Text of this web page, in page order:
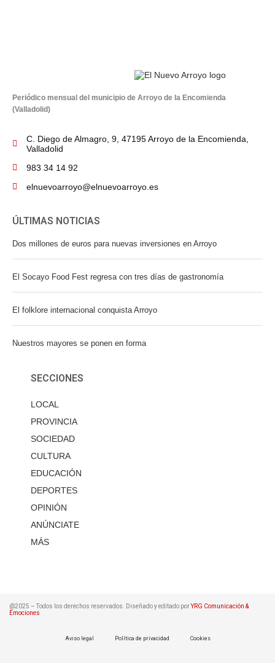
Periódico mensual del municipio de Arroyo de la Encomienda
(Valladolid)
C. Diego de Almagro, 9, 47195 Arroyo de la Encomienda,
Valladolid
983 34 14 92
elnuevoarroyo@elnuevoarroyo.es
ÚLTIMAS NOTICIAS
Dos millones de euros para nuevas inversiones en Arroyo
El Socayo Food Fest regresa con tres días de gastronomía
El folklore internacional conquista Arroyo
Nuestros mayores se ponen en forma
SECCIONES
LOCAL
PROVINCIA
SOCIEDAD
CULTURA
EDUCACIÓN
DEPORTES
OPINIÓN
ANÚNCIATE
MÁS
@2025 – Todos los derechos reservados. Diseñado y editado porYRG Comunicación &
Emociones
Aviso legal Política de privacidad Cookies